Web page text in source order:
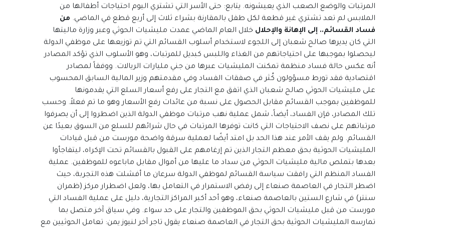
المرتبات والوضع الصعب الذي يعيشونه. يتابع: حتى الأسر التي تشتري اليوم احتياجات أطفالها من
الملابس لم تعد تشتري غير قطعة لكل طفل بالمقارنة بشراء ثلاث إلى أربع قطع في الماضي. من
فساد القسائم.. إلى الإهانة والإحلال خلال العام الماضي عمدت مليشيات الحوثي وعبر وزارة ماليتها
التي كان يديرها صالح شعبان إلى اللجوء لاستخدام أسلوب القسائم التي تم توزيعها على موظفي الدولة
ليحصلوا بموجبها على احتياجاتهم من الغذاء واللبس كبديل للمرتبات، وهو الأسلوب الذي تؤكد المصادر
أنه عكس حالة فساد منظمة تمكنت المليشيات عبرها من جني مليارات الريالات. ووفقاً لمصادر
اقتصادية فقد تورط مسؤولون كُثر في صفقات الفساد وفي مقدمتهم وزير المالية السابق المحسوب
على مليشيات الحوثي صالح شعبان الذي اتفق مع التجار على رفع أسعار السلع التي يقدمونها
للموظفين بموجب القسائم مقابل الحصول على نسبة من عائدات رفع الأسعار وهو ما تم فعلاً. وحسب
تلك المصادر، فإن الفساد، أيضاً، شمل عملية نهب مرتبات موظفي الدولة الذين اضطروا إلى أن يصرفوا
مرتباتهم على نصف الاحتياجات التي كانت توفرها المرتبات في حال شرائهم للسلع من السوق بعيدًا عن
القسائم. ولم يقف الأمر عند هذا الحد بل امتد أيضًا لعملية سرقة واضحة مورست من قبل قيادات
المليشيات الحوثية بحق معظم التجار الذين تم إرغامهم على القبول بالقسائم تحت الإكراه، ليتفاجأوا
بعدها بتملص مالية مليشيات الحوثي من سداد ما عليها من أموال مقابل ماباعوه للموظفين. عملية
الفساد المنظم التي رافقت سياسة القسائم لموظفي الدولة سرعان ما أفشلت هذه التجربة، حيث
اضطر التجار في العاصمة صنعاء إلى رفض الاستمرار في التعامل بها، ولعل اضطرار مركز (ظمران
سنتر) في شارع الستين بالعاصمة صنعاء، وهو أحد أكبر المراكز التجارية، دليل على عملية الفساد التي
مورست من قبل مليشيات الحوثي بحق الموظفين والتجار على حد سواء. وفي سياق آخر متصل بما
تمارسه المليشيات الحوثية بحق التجار في العاصمة صنعاء يقول تاجر آخر لنيوز يمن: تعامل الحوثيين مع